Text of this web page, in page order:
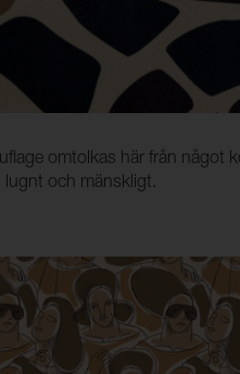
omtolkas här från något
lugnt och mänskligt.